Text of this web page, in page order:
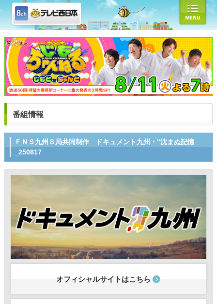
番組情報
ＦＮＳ九州８局共同制作 ドキュメント九州・"沈まぬ記憶
_250817
オフィシャルサイトはこちら